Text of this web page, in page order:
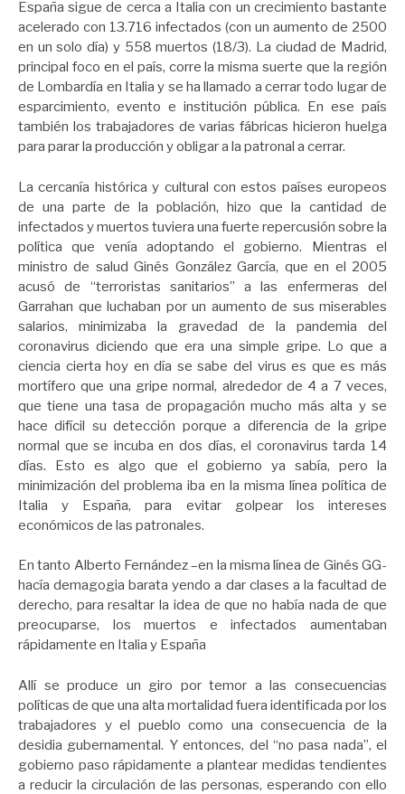
España sigue de cerca a Italia con un crecimiento bastante
acelerado con 13.716 infectados (con un aumento de 2500
en un solo día) y 558 muertos (18/3). La ciudad de Madrid,
principal foco en el país, corre la misma suerte que la región
de Lombardía en Italia y se ha llamado a cerrar todo lugar de
esparcimiento, evento e institución pública. En ese país
también los trabajadores de varias fábricas hicieron huelga
para parar la producción y obligar a la patronal a cerrar.
La cercanía histórica y cultural con estos países europeos
de una parte de la población, hizo que la cantidad de
infectados y muertos tuviera una fuerte repercusión sobre la
política que venía adoptando el gobierno. Mientras el
ministro de salud Ginés González García, que en el 2005
acusó de “terroristas sanitarios” a las enfermeras del
Garrahan que luchaban por un aumento de sus miserables
salarios, minimizaba la gravedad de la pandemia del
coronavirus diciendo que era una simple gripe. Lo que a
ciencia cierta hoy en día se sabe del virus es que es más
mortífero que una gripe normal, alrededor de 4 a 7 veces,
que tiene una tasa de propagación mucho más alta y se
hace difícil su detección porque a diferencia de la gripe
normal que se incuba en dos días, el coronavirus tarda 14
días. Esto es algo que el gobierno ya sabía, pero la
minimización del problema iba en la misma línea política de
Italia y España, para evitar golpear los intereses
económicos de las patronales.
En tanto Alberto Fernández –en la misma línea de Ginés GG-
hacía demagogia barata yendo a dar clases a la facultad de
derecho, para resaltar la idea de que no había nada de que
preocuparse, los muertos e infectados aumentaban
rápidamente en Italia y España
Allí se produce un giro por temor a las consecuencias
políticas de que una alta mortalidad fuera identificada por los
trabajadores y el pueblo como una consecuencia de la
desidia gubernamental. Y entonces, del “no pasa nada”, el
gobierno paso rápidamente a plantear medidas tendientes
a reducir la circulación de las personas, esperando con ello